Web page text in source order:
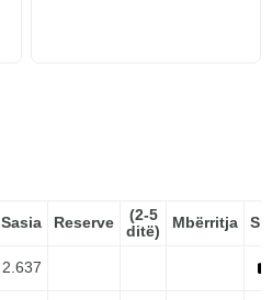
Sasia Reserve
(2-5
ditë)
Mbërritja
2.637